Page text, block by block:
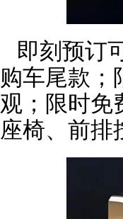
即刻预订
购车尾款；
观；限时免
座椅、前排